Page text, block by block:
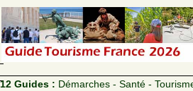
12 Guides : Démarches - Santé -